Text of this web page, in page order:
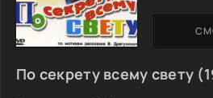
По секрету всему свету